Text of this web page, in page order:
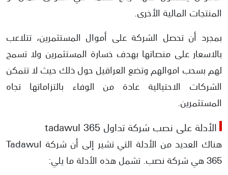
المنتجات المالية الأخرى.
بمجرد أن تحصل الشركة على أموال المستثمرين، تتلاعب
بالاسعار على منصاتها بهدف خسارة المستثمرين ولا تسمح
لهم بسحب اموالهم وتضع العراقيل حول ذلك حيث لا تتمكن
الشركات الاحتيالية عادة من الوفاء بالتزاماتها تجاه
المستثمرين.
الأدلة على نصب شركة تداول tadawul 365
هناك العديد من الأدلة التي تشير إلى أن شركة Tadawul
365 هي شركة نصب. تشمل هذه الأدلة ما يلي: